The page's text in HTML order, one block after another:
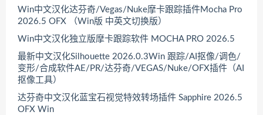
Win中文汉化达芬奇/Vegas/Nuke摩卡跟踪插件Mocha Pro
2026.5 OFX （Win版 中英文切换版）
Win中文汉化独立版摩卡跟踪软件 MOCHA PRO 2026.5
最新中文汉化Silhouette 2026.0.3Win 跟踪/AI抠像/调色/
变形/合成软件AE/PR/达芬奇/VEGAS/Nuke/OFX插件（AI
抠像工具）
达芬奇中文汉化蓝宝石视觉特效转场插件 Sapphire 2026.5
OFX Win